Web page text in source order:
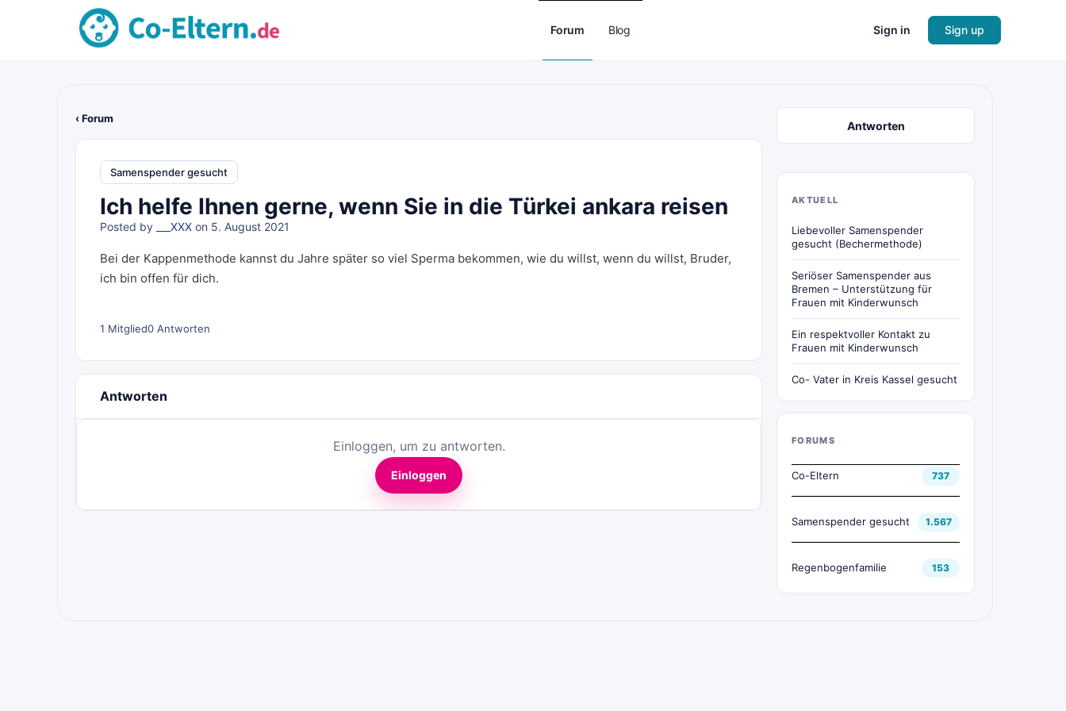
Forum Blog Sign in Sign up
‹ Forum
Samenspender gesucht
Ich helfe Ihnen gerne, wenn Sie in die Türkei ankara reisen
Posted by ___XXX on 5. August 2021
Bei der Kappenmethode kannst du Jahre später so viel Sperma bekommen, wie du willst, wenn du willst, Bruder,
ich bin offen für dich.
1 Mitglied0 Antworten
Antworten
Einloggen, um zu antworten.
Einloggen
Antworten
AKTUELL
Liebevoller Samenspender
gesucht (Bechermethode)
Seriöser Samenspender aus
Bremen – Unterstützung für
Frauen mit Kinderwunsch
Ein respektvoller Kontakt zu
Frauen mit Kinderwunsch
Co- Vater in Kreis Kassel gesucht
FORUMS
Co-Eltern 737
Samenspender gesucht 1.567
Regenbogenfamilie 153